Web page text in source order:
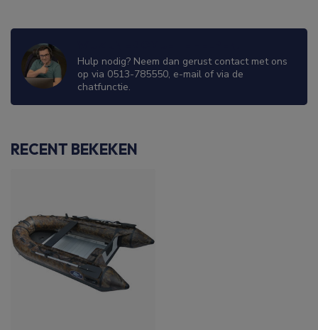
Hulp nodig? Neem dan gerust contact met ons
op via 0513-785550, e-mail of via de
chatfunctie.
RECENT BEKEKEN